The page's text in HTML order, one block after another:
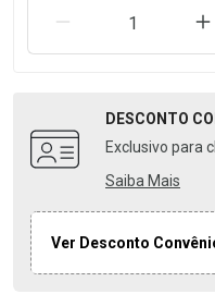
REMOVER UMA
DESCONTO
Exclusivo para
Saiba Mais
Ver Desconto